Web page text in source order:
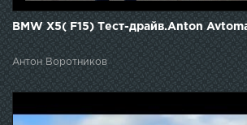
BMW X5( F15) Тест-драйв.Anton
Антон Воротников